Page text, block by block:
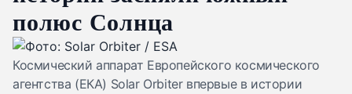
полюс Солнца
Космический аппарат Европейского космического
агентства (ЕКА) Solar Orbiter впервые в истории